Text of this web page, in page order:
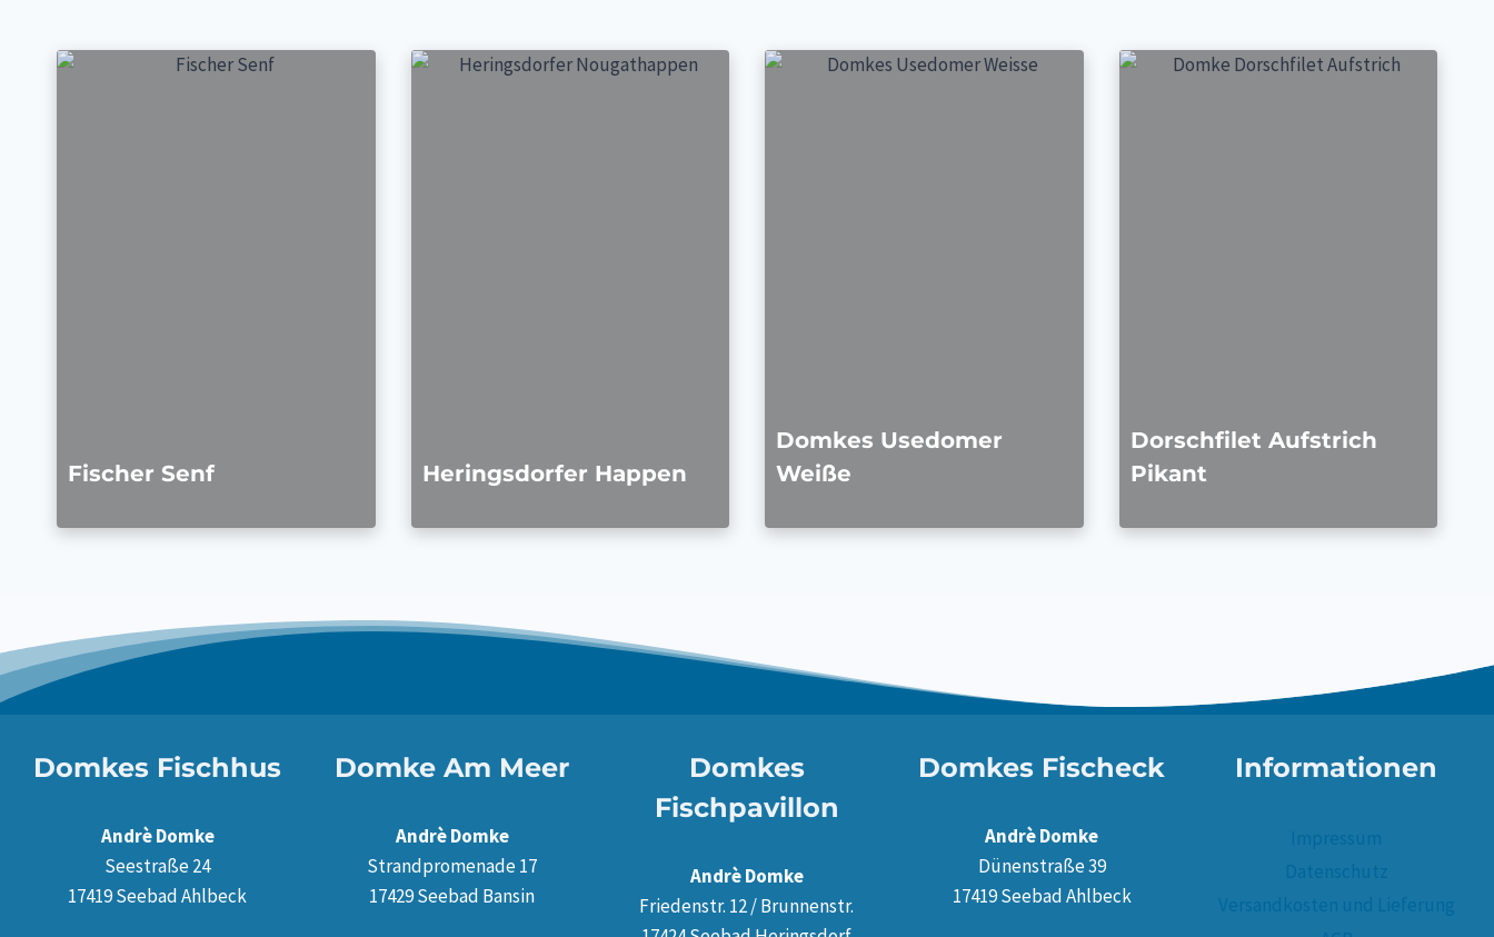
Fischer Senf Heringsdorfer Happen
Domkes Usedomer
Weiße
Dorschfilet Aufstrich
Pikant
Domkes Fischhus
Andrè Domke
Seestraße 24
17419 Seebad Ahlbeck
Domke Am Meer
Andrè Domke
Strandpromenade 17
17429 Seebad Bansin
Domkes
Fischpavillon
Andrè Domke
Friedenstr. 12 / Brunnenstr.
Domkes Fischeck
Andrè Domke
Dünenstraße 39
17419 Seebad Ahlbeck
Informationen
Impressum
Datenschutz
Versandkosten und Lieferung